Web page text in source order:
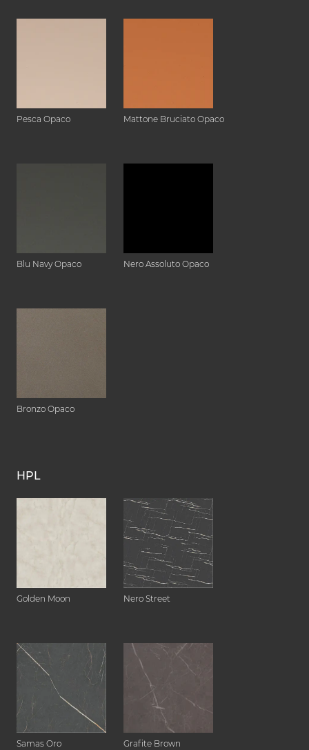
Pesca Opaco Mattone Bruciato Opaco
Blu Navy Opaco Nero Assoluto Opaco
Bronzo Opaco
HPL
Golden Moon Nero Street
Samas Oro Grafite Brown